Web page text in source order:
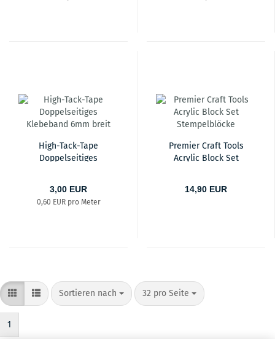
High-Tack-Tape
Doppelseitiges
3,00 EUR
0,60 EUR pro Meter
Premier Craft Tools
Acrylic Block Set
14,90 EUR
Sortieren nach
Sortieren nach 32 pro Seite
pro Seite
1